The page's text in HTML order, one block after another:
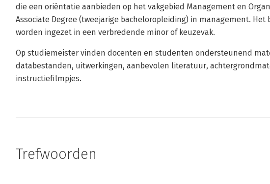
die een oriëntatie aanbieden op het vakgebied Management en
Associate Degree (tweejarige bacheloropleiding) in management. Het
worden ingezet in een verbredende minor of keuzevak.
Op studiemeister vinden docenten en studenten ondersteunend
databestanden, uitwerkingen, aanbevolen literatuur,
instructiefilmpjes.
Trefwoorden